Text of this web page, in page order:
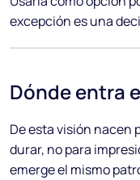
excepción es una
Dónde entra
De esta visión nacen
durar, no para
emerge el mismo